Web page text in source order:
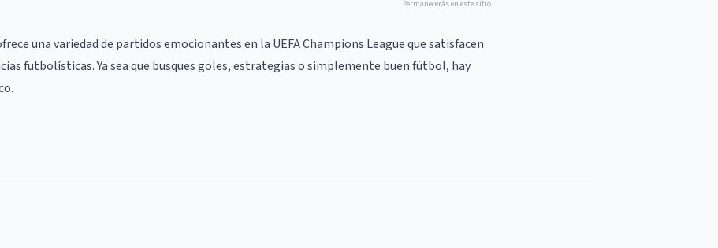
Permanecerás en este sitio
una variedad de partidos emocionantes en la UEFA Champions League que satisfacen
futbolísticas. Ya sea que busques goles, estrategias o simplemente buen fútbol, hay